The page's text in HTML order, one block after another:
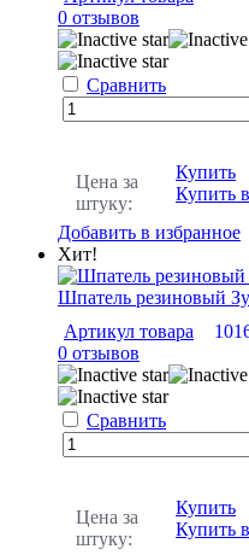
0 отзывов
Сравнить
Цена за
штуку:
Купить
Купить
Добавить в избранное
Хит!
Шпатель резиновый
Артикул товара
0 отзывов
Сравнить
Цена за
штуку:
Купить
Купить